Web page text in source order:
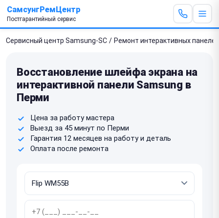
СамсунгРемЦентр
Постгарантийный сервис
Сервисный центр Samsung-SC / Ремонт интерактивных панелей
Восстановление шлейфа экрана на
интерактивной панели Samsung в
Перми
Цена за работу мастера
Выезд за 45 минут по Перми
Гарантия 12 месяцев на работу и деталь
Оплата после ремонта